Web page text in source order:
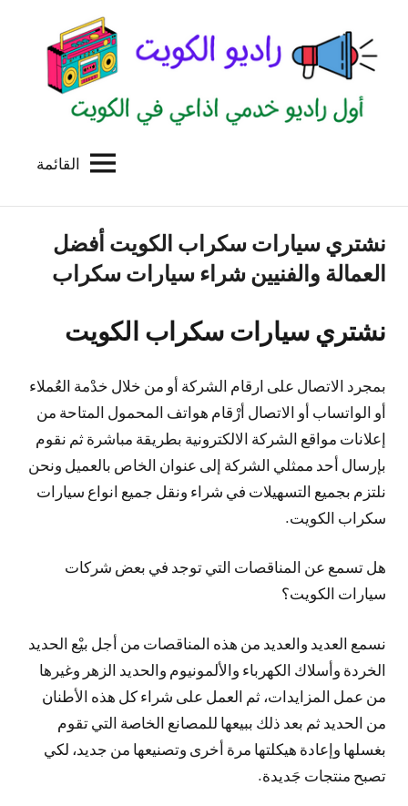
المحتوى
الكويت
للاعلانات
الخدمية
بالكويت
القائمة
نشتري سيارات سكراب الكويت أفضل
العمالة والفنيين شراء سيارات سكراب
نشتري سيارات سكراب الكويت
بمجرد الاتصال على ارقام الشركة أو من خلال خدْمة العُملاء
أو الواتساب أو الاتصال أرْقام هواتف المحمول المتاحة من
إعلانات مواقع الشركة الالكترونية بطريقة مباشرة ثم نقوم
بإرسال أحد ممثلي الشركة إلى عنوان الخاص بالعميل ونحن
نلتزم بجميع التسهيلات في شراء ونقل جميع انواع سيارات
سكراب الكويت.
هل تسمع عن المناقصات التي توجد في بعض شركات
سيارات الكويت؟
نسمع العديد والعديد من هذه المناقصات من أجل بيْع الحديد
الخردة وأسلاك الكهرباء والألمونيوم والحديد الزهر وغيرها
من عمل المزايدات، ثم العمل على شراء كل هذه الأطنان
من الحديد ثم بعد ذلك ببيعها للمصانع الخاصة التي تقوم
بغسلها وإعادة هيكلتها مرة أخرى وتصنيعها من جديد، لكي
تصبح منتجات جَديدة.